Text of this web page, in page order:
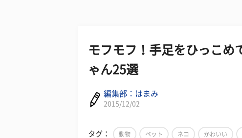
モフモフ！手足をひっこめ
ゃん25選
編集部：はまみ
2015/12/02
タグ： 動物 ペット ネコ かわいい